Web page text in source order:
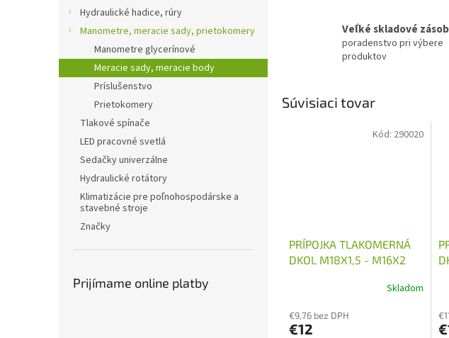
Hydraulické hadice, rúry
Manometre, meracie sady, prietokomery
Manometre glycerínové
Meracie sady, meracie body
Príslušenstvo
Prietokomery
Tlakové spínače
LED pracovné svetlá
Sedačky univerzálne
Hydraulické rotátory
Klimatizácie pre poľnohospodárske a
stavebné stroje
Značky
Prijímame online platby
Veľké skladové
poradenstvo pri výbere
produktov
Súvisiaci tovar
PRÍPOJKA TLAKOMERNÁ
DKOL M18X1,5 - M16X2
Skladom
€9,76 bez DPH
€12
Kód: 290020